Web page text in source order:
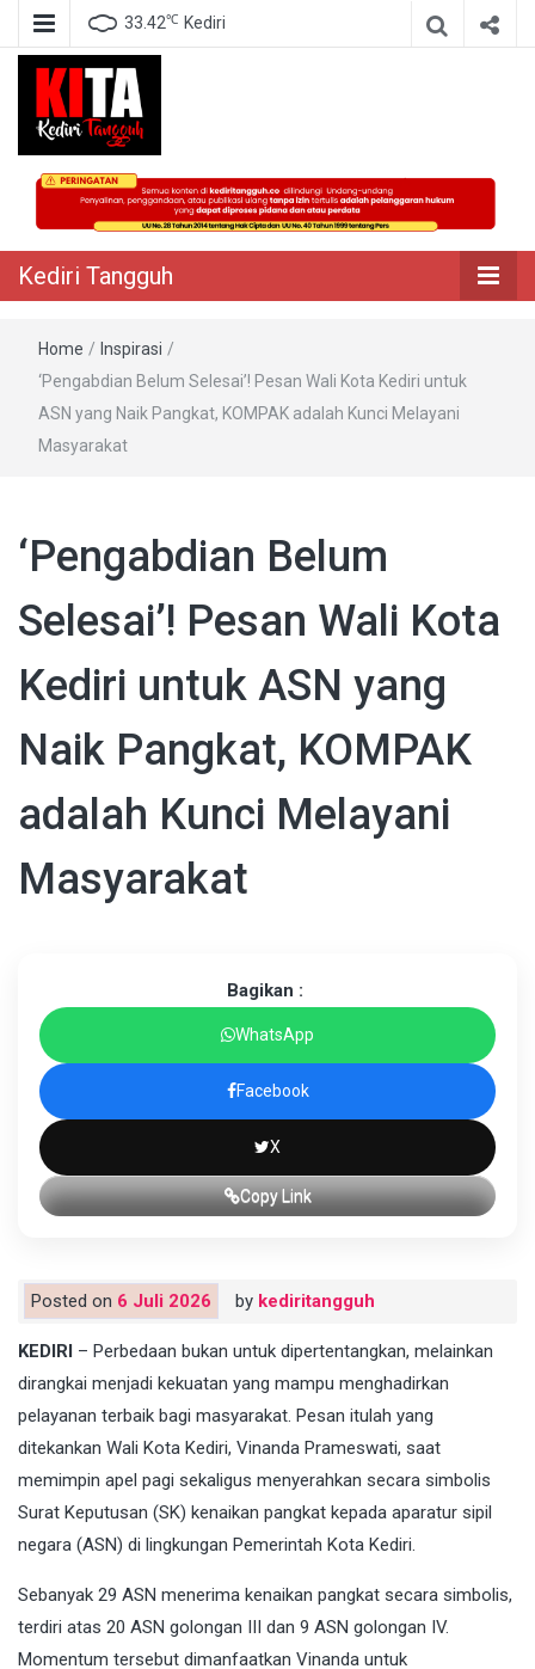
33.42℃ Kediri
Kediri Tangguh
Berita Akurat Terpercaya
Kediri Tangguh
Home / Inspirasi /
‘Pengabdian Belum Selesai’! Pesan Wali Kota Kediri untuk
ASN yang Naik Pangkat, KOMPAK adalah Kunci Melayani
Masyarakat
‘Pengabdian Belum
Selesai’! Pesan Wali Kota
Kediri untuk ASN yang
Naik Pangkat, KOMPAK
adalah Kunci Melayani
Masyarakat
Bagikan :
WhatsApp
Facebook
X
Copy Link
Posted on 6 Juli 2026 by kediritangguh
KEDIRI – Perbedaan bukan untuk dipertentangkan, melainkan
dirangkai menjadi kekuatan yang mampu menghadirkan
pelayanan terbaik bagi masyarakat. Pesan itulah yang
ditekankan Wali Kota Kediri, Vinanda Prameswati, saat
memimpin apel pagi sekaligus menyerahkan secara simbolis
Surat Keputusan (SK) kenaikan pangkat kepada aparatur sipil
negara (ASN) di lingkungan Pemerintah Kota Kediri.
Sebanyak 29 ASN menerima kenaikan pangkat secara simbolis,
terdiri atas 20 ASN golongan III dan 9 ASN golongan IV.
Momentum tersebut dimanfaatkan Vinanda untuk